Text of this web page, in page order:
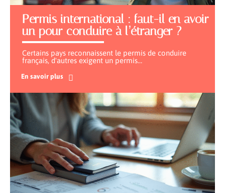
Permis international : faut-il en avoir
un pour conduire à l’étranger ?
Certains pays reconnaissent le permis de conduire
français, d'autres exigent un permis…
En savoir plus